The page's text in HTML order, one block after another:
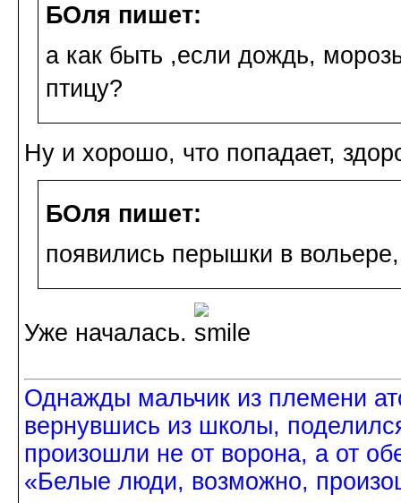
БОля пишет:
а как быть ,если дождь,
птицу?
Ну и хорошо, что попадает,
БОля пишет:
появились перышки в
Уже началась.
Однажды мальчик из племени
вернувшись из школы,
произошли не от ворона, а от
«Белые люди, возможно,